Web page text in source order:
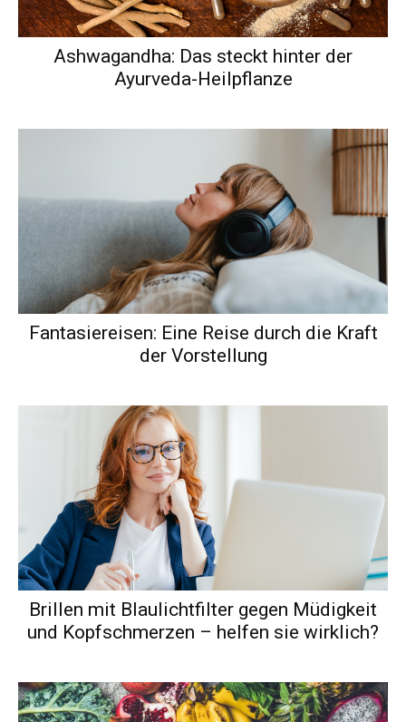
Ashwagandha: Das steckt hinter der
Ayurveda-Heilpflanze
Fantasiereisen: Eine Reise durch die Kraft
der Vorstellung
Brillen mit Blaulichtfilter gegen Müdigkeit
und Kopfschmerzen – helfen sie wirklich?